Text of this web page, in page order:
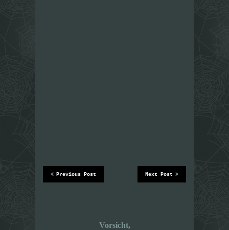
Next Post
Previous Post
Vorsicht,